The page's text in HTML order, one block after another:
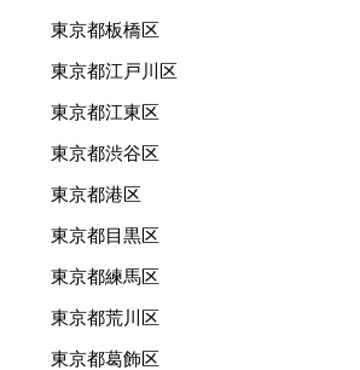
東京都板橋区
東京都江戸川区
東京都江東区
東京都渋谷区
東京都港区
東京都目黒区
東京都練馬区
東京都荒川区
東京都葛飾区